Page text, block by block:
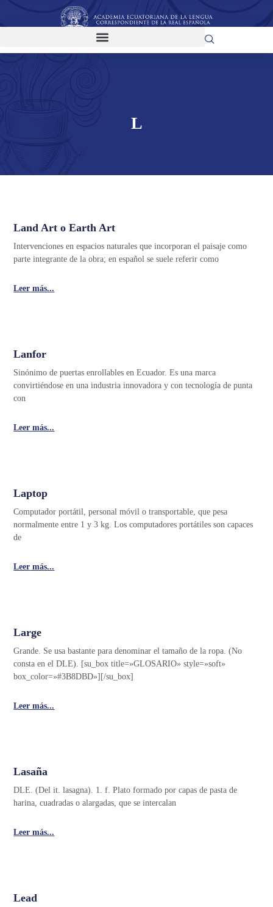
L
Land Art o Earth Art
Intervenciones en espacios naturales que incorporan el paisaje como
parte integrante de la obra; en español se suele referir como
Leer más...
Lanfor
Sinónimo de puertas enrollables en Ecuador. Es una marca
convirtiéndose en una industria innovadora y con tecnología de punta
con
Leer más...
Laptop
Computador portátil, personal móvil o transportable, que pesa
normalmente entre 1 y 3 kg. Los computadores portátiles son capaces
de
Leer más...
Large
Grande. Se usa bastante para denominar el tamaño de la ropa. (No
consta en el DLE). [su_box title=»GLOSARIO» style=»soft»
box_color=»#3B8DBD»][/su_box]
Leer más...
Lasaña
DLE. (Del it. lasagna). 1. f. Plato formado por capas de pasta de
harina, cuadradas o alargadas, que se intercalan
Leer más...
Lead